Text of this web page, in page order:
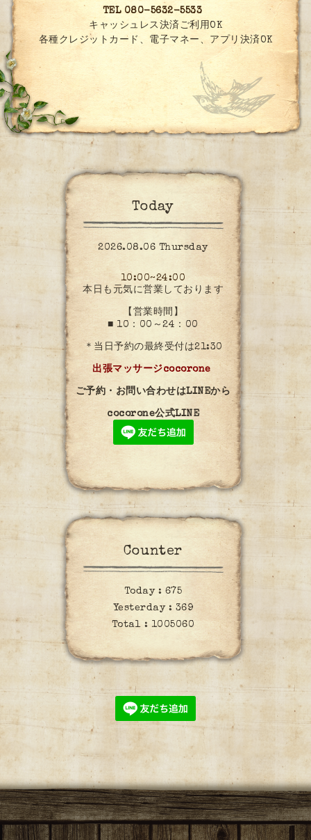
TEL 080-5632-5533
キャッシュレス決済ご利用OK
各種クレジットカード、電子マネー、アプリ決済OK
Today
2026.08.06 Thursday
10:00~24:00
本日も元気に営業しております
【営業時間】
■ 10：00～24：00
＊当日予約の最終受付は21:30
出張マッサージcocorone
ご予約・お問い合わせはLINEから
cocorone公式LINE
Counter
Today : 675
Yesterday : 369
Total : 1005060